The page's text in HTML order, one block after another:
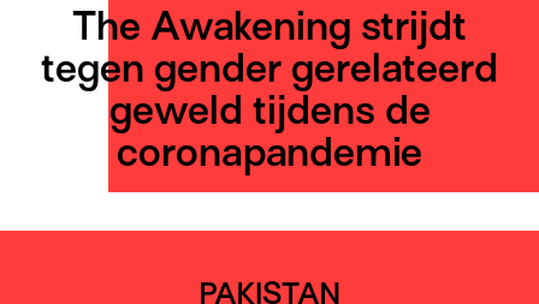
The Awakening strijdt
tegen gender gerelateerd
geweld tijdens de
coronapandemie
PAKISTAN